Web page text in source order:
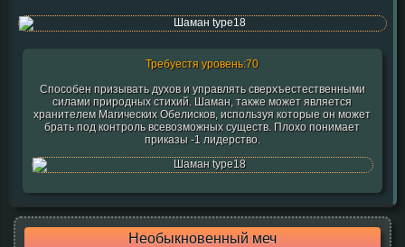
Требуестя уровень:70
Способен призывать духов и управлять сверхъестественными
силами природных стихий. Шаман, также может является
хранителем Магических Обелисков, используя которые он может
брать под контроль всевозможных существ. Плохо понимает
приказы -1 лидерство.
Необыкновенный меч